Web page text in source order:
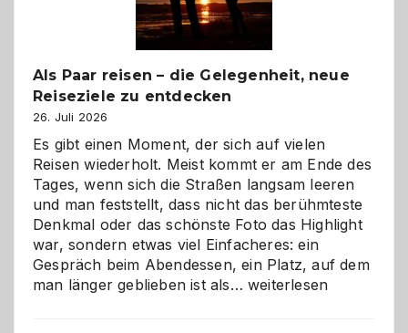
Als Paar reisen – die Gelegenheit, neue
Reiseziele zu entdecken
26. Juli 2026
Es gibt einen Moment, der sich auf vielen
Reisen wiederholt. Meist kommt er am Ende des
Tages, wenn sich die Straßen langsam leeren
und man feststellt, dass nicht das berühmteste
Denkmal oder das schönste Foto das Highlight
war, sondern etwas viel Einfacheres: ein
Gespräch beim Abendessen, ein Platz, auf dem
man länger geblieben ist als… Als
weiterlesen